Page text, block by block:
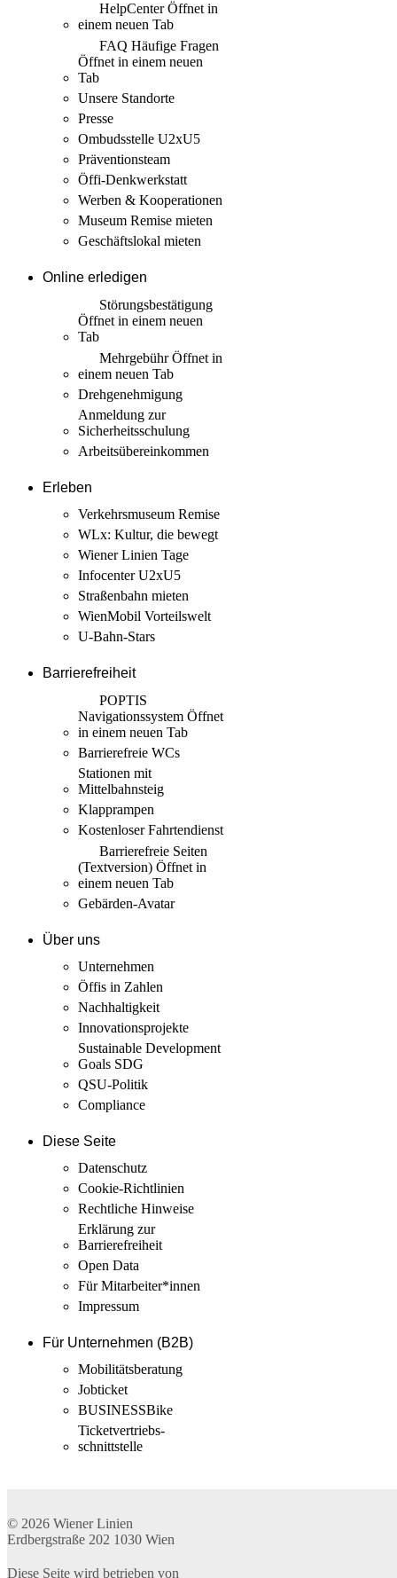
HelpCenterÖffnet in
einem neuen Tab
FAQ Häufige Fragen
Öffnet in einem neuen
Tab
Unsere Standorte
Presse
Ombudsstelle U2xU5
Präventionsteam
Öffi-Denkwerkstatt
Werben & Kooperationen
Museum Remise mieten
Geschäftslokal mieten
Online erledigen
Störungs­bestätigung
Öffnet in einem neuen
Tab
MehrgebührÖffnet in
einem neuen Tab
Drehgenehmigung
Anmeldung zur
Sicherheits­schulung
Arbeits­übereinkommen
Erleben
Verkehrsmuseum Remise
WLx: Kultur, die bewegt
Wiener Linien Tage
Infocenter U2xU5
Straßenbahn mieten
WienMobil Vorteilswelt
U-Bahn-Stars
Barrierefreiheit
POPTIS
Navigationssystem Öffnet
in einem neuen Tab
Barrierefreie WCs
Stationen mit
Mittelbahnsteig
Klapprampen
Kostenloser Fahrtendienst
Barrierefreie Seiten
(Textversion) Öffnet in
einem neuen Tab
Gebärden-Avatar
Über uns
Unternehmen
Öffis in Zahlen
Nachhaltigkeit
Innovations­projekte
Sustainable Development
Goals SDG
QSU-Politik
Compliance
Diese Seite
Datenschutz
Cookie-Richtlinien
Rechtliche Hinweise
Erklärung zur
Barrierefreiheit
Open Data
Für Mitarbeiter­*innen
Impressum
Für Unternehmen (B2B)
Mobilitäts­beratung
Jobticket
BUSINESSBike
Ticketvertriebs­
schnittstelle
© 2026 Wiener Linien
Erdbergstraße 202 1030 Wien
Diese Seite wird betrieben von